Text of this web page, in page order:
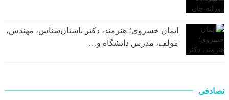
ایمان خسروی؛ هنرمند، دکتر باستان‌شناس، مهندس،
مولف، مدرس دانشگاه و…
تصادفی